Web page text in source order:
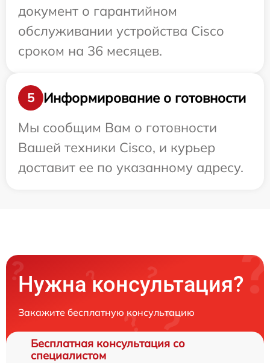
документ о гарантийном
обслуживании устройства Cisco
сроком на 36 месяцев.
5
Информирование о готовности
Мы сообщим Вам о готовности
Вашей техники Cisco, и курьер
доставит ее по указанному адресу.
Нужна консультация?
Закажите бесплатную консультацию
Бесплатная консультация со
специалистом